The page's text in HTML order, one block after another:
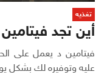
تغذيه
أين تجد
فيتامين د يعمل على
عليه وتوفيره لك بشكل